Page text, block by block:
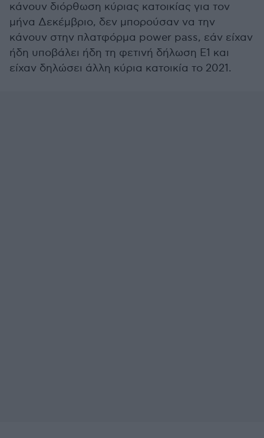
κάνουν διόρθωση κύριας κατοικίας για τον
μήνα Δεκέμβριο, δεν μπορούσαν να την
κάνουν στην πλατφόρμα power pass, εάν είχαν
ήδη υποβάλει ήδη τη φετινή δήλωση Ε1 και
είχαν δηλώσει άλλη κύρια κατοικία το 2021.